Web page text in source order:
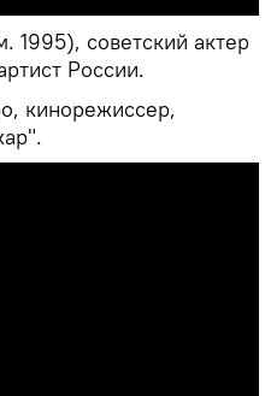
1995), советский актер
России.
кинорежиссер,